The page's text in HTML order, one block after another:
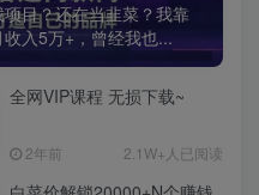
目？还在当韭菜？我靠
入5万+，曾经我也...
全网VIP课程 无损下载~
2年前 2.1W+人已阅读